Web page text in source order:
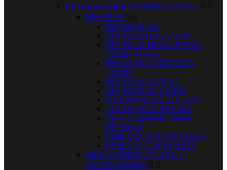
NEVERAS, AIRE ACONDICIONADO  
NEVERAS  
NEVERAS 12V
NEVERAS GAS O 220V
NEVERAS TRIVALENTES
12/220V O GAS
NEVERAS PORTATILES
12/220V
NEVERAS PASIVAS
NEVERAS DE CAJON
MINI NEVERAS 12V 220V
ACCESORIOS NEVERA
VENTILADORES PARA
NEVERAS
REJILLAS PARA NEVERAS
REJILLAS CIRCULARES
AIRE ACONDICIONADO Y
GENERADORES  